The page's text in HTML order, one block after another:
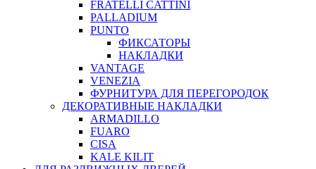
FRATELLI CATTINI
PALLADIUM
PUNTO
ФИКСАТОРЫ
НАКЛАДКИ
VANTAGE
VENEZIA
ФУРНИТУРА ДЛЯ ПЕРЕГОРОДОК
ДЕКОРАТИВНЫЕ НАКЛАДКИ
ARMADILLO
FUARO
CISA
KALE KILIT